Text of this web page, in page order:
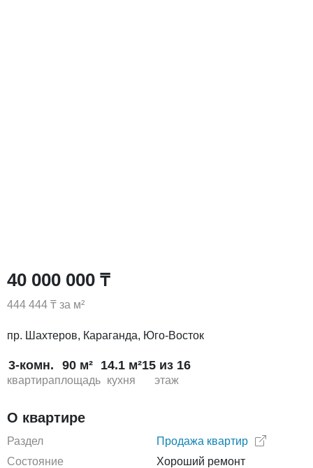
40 000 000 ₸
444 444 ₸ за м²
пр. Шахтеров, Караганда, Юго-Восток
3-комн.
квартира
90 м²
площадь
14.1 м²
кухня
15 из 16
этаж
О квартире
Раздел
Продажа квартир
Состояние
Хороший ремонт